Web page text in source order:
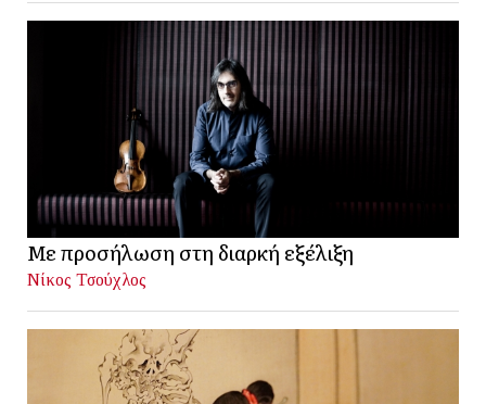
Με προσήλωση στη διαρκή εξέλιξη
Νίκος Τσούχλος